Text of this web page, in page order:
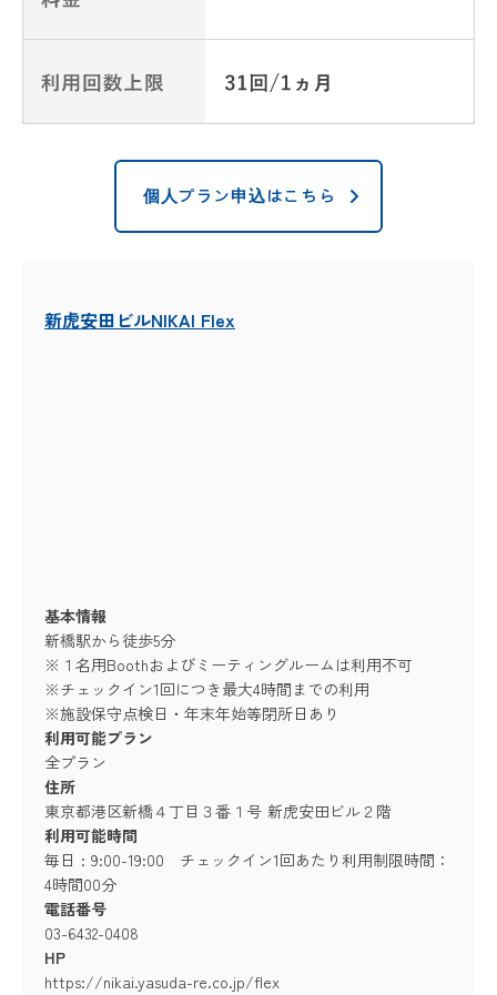
個人プラン申込はこちら
新虎安田ビルNIKAI Flex
基本情報
新橋駅から徒歩5分
※１名用Boothおよびミーティングルームは利用不可
※チェックイン1回につき最大4時間までの利用
※施設保守点検日・年末年始等閉所日あり
利用可能プラン
全プラン
住所
東京都港区新橋４丁目３番１号 新虎安田ビル２階
利用可能時間
毎日 : 9:00-19:00 チェックイン1回あたり利用制限時間：
4時間00分
電話番号
03-6432-0408
HP
https://nikai.yasuda-re.co.jp/flex